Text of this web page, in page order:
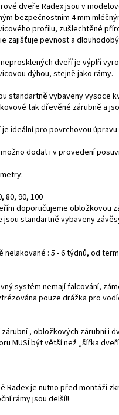
dveře Radex jsou v
bezpečnostním 4 mm
profilu, zušlechtěné
zajišťuje pevnost a
dveří je výplň
dýhou, stejně jako rámy.
standartně vybaveny vysoce
tak dřevěné zárubně a
ideální pro povrchovou
dodat i v provedení
80, 90, 100
doporučujeme obložkovou
jsou standartně vybaveny
nelakované : 5 - 6 týdnů, od
systém nemají falcování,
pouze drážka pro
, obložkových zárubní i
MUSÍ být větší než „šířka
Radex je nutno před montáží
rámy jsou delší!!